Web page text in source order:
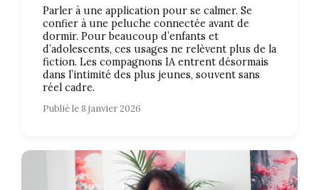
Parler à une application pour se calmer. Se
confier à une peluche connectée avant de
dormir. Pour beaucoup d’enfants et
d’adolescents, ces usages ne relèvent plus de la
fiction. Les compagnons IA entrent désormais
dans l’intimité des plus jeunes, souvent sans
réel cadre.
Publié le 8 janvier 2026